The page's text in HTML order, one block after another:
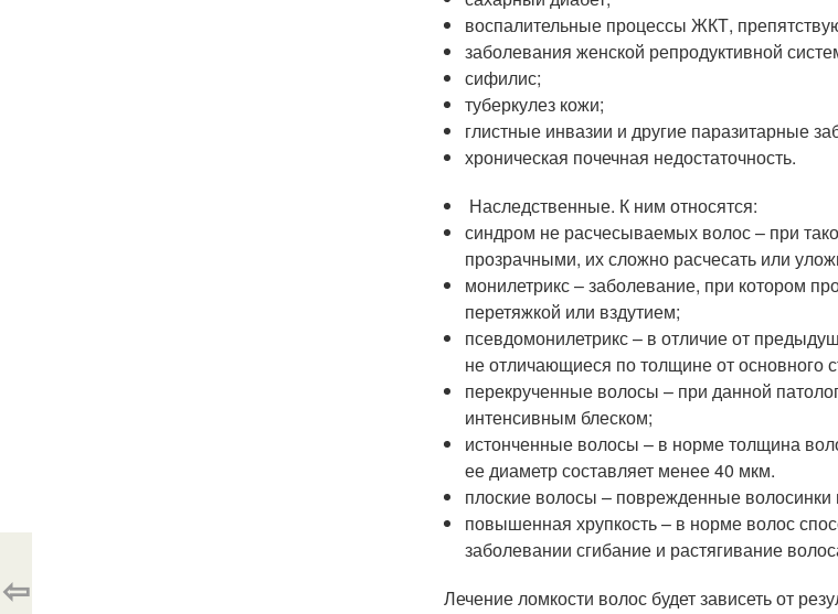
воспалительные процессы ЖКТ,
заболевания женской репродуктивной
сифилис;
туберкулез кожи;
глистные инвазии и другие паразитарные
хроническая почечная недостаточность.
Наследственные. К ним относятся:
синдром не расчесываемых волос – при
прозрачными, их сложно расчесать или
монилетрикс – заболевание, при котором
перетяжкой или вздутием;
псевдомонилетрикс – в отличие от
не отличающиеся по толщине от основного
перекрученные волосы – при данной
интенсивным блеском;
истонченные волосы – в норме толщина
ее диаметр составляет менее 40 мкм.
плоские волосы – поврежденные
повышенная хрупкость – в норме волос
заболевании сгибание и растягивание
Лечение ломкости волос будет зависеть от
⇦